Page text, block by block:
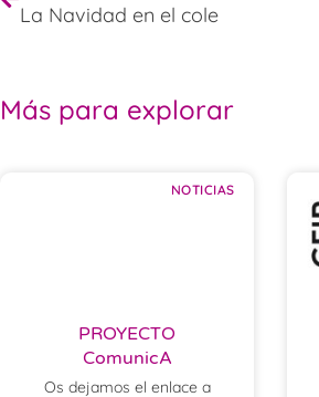
La Navidad en el cole
Más para explorar
NOTICIAS
PROYECTO
ComunicA
Os dejamos el enlace a